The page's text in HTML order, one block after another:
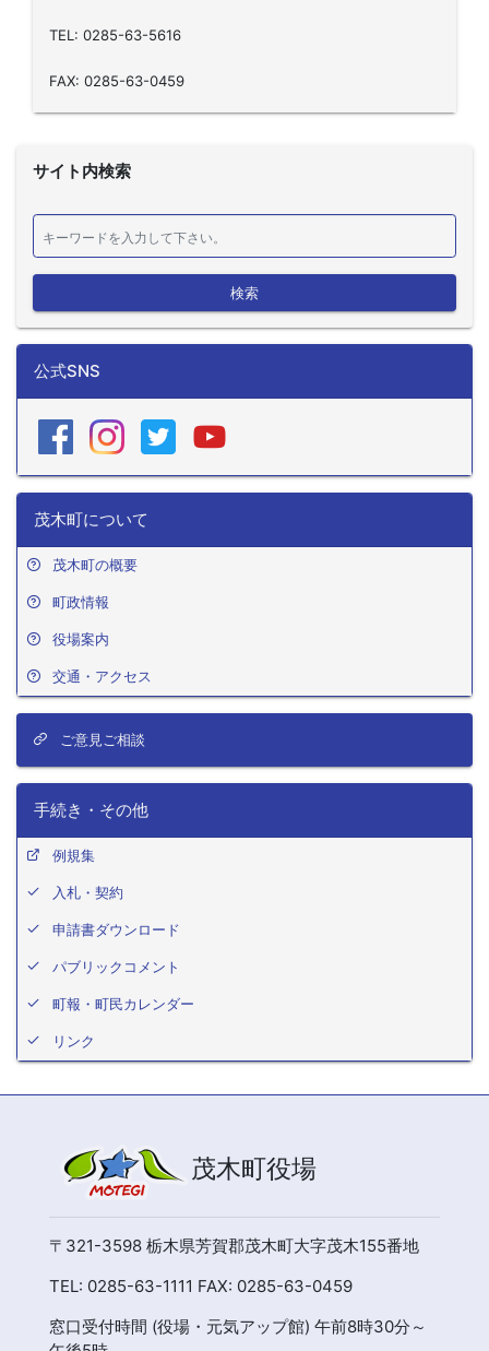
TEL: 0285-63-5616
FAX: 0285-63-0459
サイト内検索
検索
公式SNS
茂木町について
茂木町の概要
町政情報
役場案内
交通・アクセス
ご意見ご相談
手続き・その他
例規集
入札・契約
申請書ダウンロード
パブリックコメント
町報・町民カレンダー
リンク
茂木町役場
〒321-3598 栃木県芳賀郡茂木町大字茂木155番地
TEL: 0285-63-1111 FAX: 0285-63-0459
窓口受付時間 (役場・元気アップ館) 午前8時30分～